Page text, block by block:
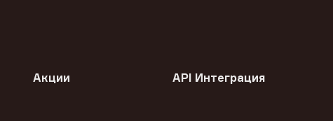
Акции API Интеграция